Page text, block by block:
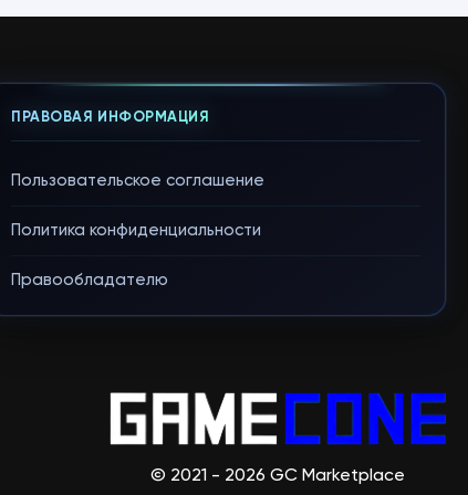
ПРАВОВАЯ ИНФОРМАЦИЯ
Пользовательское соглашение
Политика конфиденциальности
Правообладателю
© 2021 - 2026 GC Marketplace